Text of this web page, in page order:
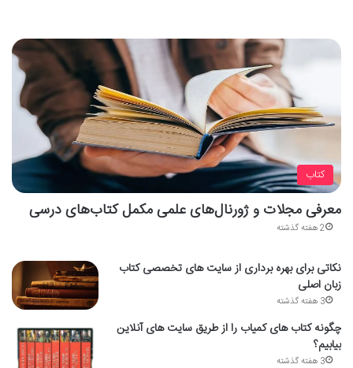
کتاب
معرفی مجلات و ژورنال‌های علمی مکمل کتاب‌های درسی
2 هفته گذشته
نکاتی برای بهره برداری از سایت های تخصصی کتاب
زبان اصلی
3 هفته گذشته
چگونه کتاب های کمیاب را از طریق سایت های آنلاین
بیابیم؟
3 هفته گذشته